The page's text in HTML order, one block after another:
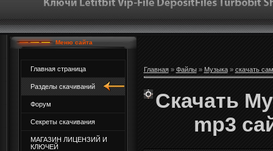
Меню сайта
Главная страница
Разделы скачиваний
Форум
Секреты скачивания
МАГАЗИН ЛИЦЕНЗИЙ И
КЛЮЧЕЙ
Главная» Файлы» Музыка» скачать
Скачать
mp3